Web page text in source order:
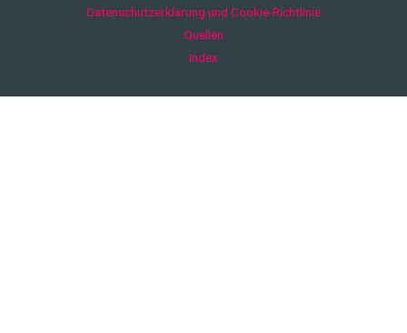
Datenschutzerklärung und Cookie-Richtlinie
Quellen
Index